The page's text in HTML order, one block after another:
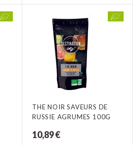
THE NOIR SAVEURS DE
RUSSIE AGRUMES 100G
10,89 €